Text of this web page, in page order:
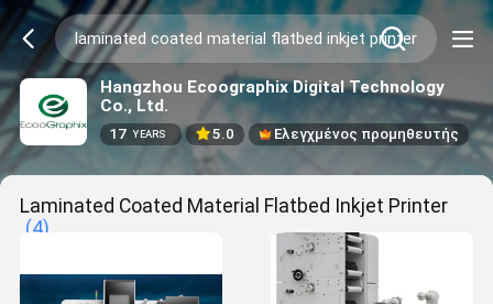
Hangzhou Ecoographix Digital Technology
Co., Ltd.
17 YEARS 5.0 Ελεγχμένος προμηθευτής
Laminated Coated Material Flatbed Inkjet Printer
(4)